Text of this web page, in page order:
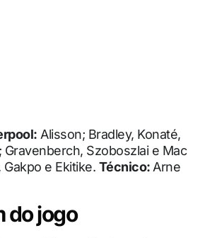
Alisson; Bradley, Konaté,
Gravenberch, Szoboszlai e Mac
e Ekitike. Técnico: Arne
do jogo